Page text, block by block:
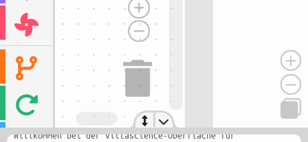
Willkommen bei der Vittascience-Oberfläche für